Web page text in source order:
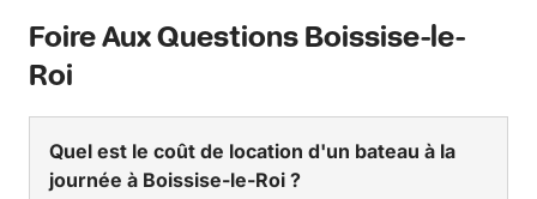
Foire Aux Questions Boissise-le-
Roi
Quel est le coût de location d'un bateau à la
journée à Boissise-le-Roi ?